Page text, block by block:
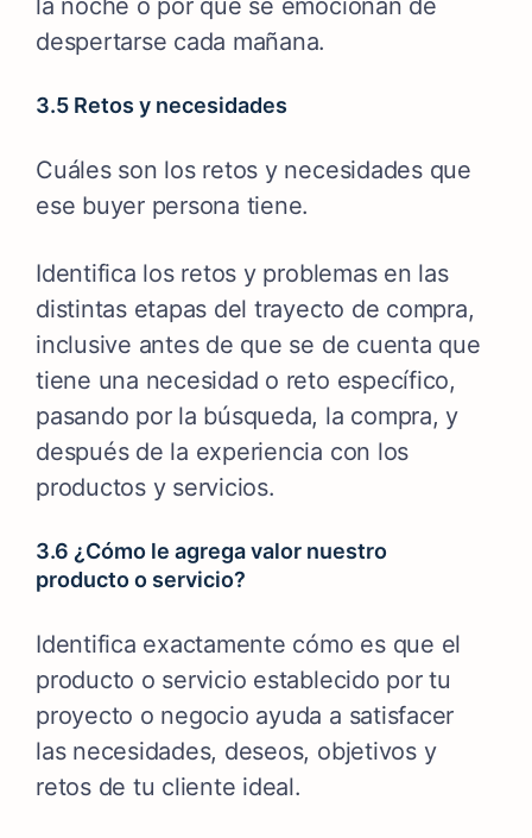
despertarse cada mañana.
3.5 Retos y necesidades
Cuáles son los retos y necesidades que
ese buyer persona tiene.
Identifica los retos y problemas en las
distintas etapas del trayecto de compra,
inclusive antes de que se de cuenta que
tiene una necesidad o reto específico,
pasando por la búsqueda, la compra, y
después de la experiencia con los
productos y servicios.
3.6 ¿Cómo le agrega valor nuestro
producto o servicio?
Identifica exactamente cómo es que el
producto o servicio establecido por tu
proyecto o negocio ayuda a satisfacer
las necesidades, deseos, objetivos y
retos de tu cliente ideal.